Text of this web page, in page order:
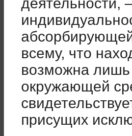
всему, что
возможна
окружающей
присущих